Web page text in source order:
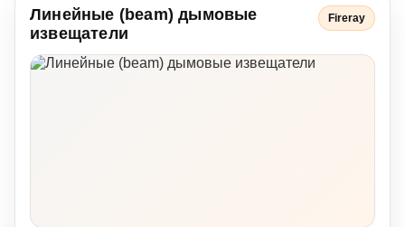
Линейные (beam) дымовые
извещатели
Fireray